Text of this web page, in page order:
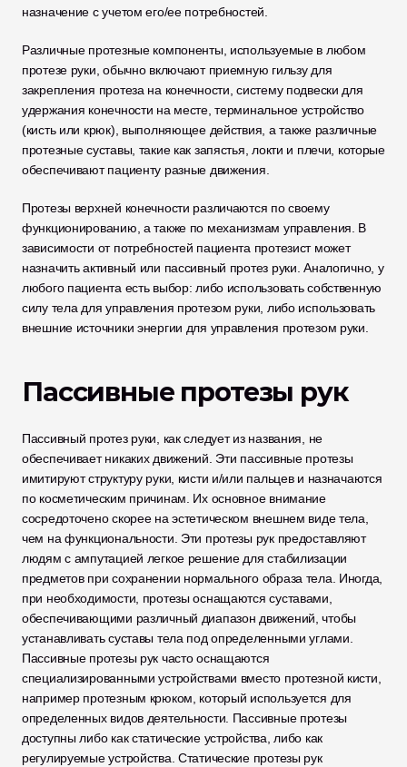
назначение с учетом его/ее потребностей.
Различные протезные компоненты, используемые в любом
протезе руки, обычно включают приемную гильзу для
закрепления протеза на конечности, систему подвески для
удержания конечности на месте, терминальное устройство
(кисть или крюк), выполняющее действия, а также различные
протезные суставы, такие как запястья, локти и плечи, которые
обеспечивают пациенту разные движения.
Протезы верхней конечности различаются по своему
функционированию, а также по механизмам управления. В
зависимости от потребностей пациента протезист может
назначить активный или пассивный протез руки. Аналогично, у
любого пациента есть выбор: либо использовать собственную
силу тела для управления протезом руки, либо использовать
внешние источники энергии для управления протезом руки.
Пассивные протезы рук
Пассивный протез руки, как следует из названия, не
обеспечивает никаких движений. Эти пассивные протезы
имитируют структуру руки, кисти и/или пальцев и назначаются
по косметическим причинам. Их основное внимание
сосредоточено скорее на эстетическом внешнем виде тела,
чем на функциональности. Эти протезы рук предоставляют
людям с ампутацией легкое решение для стабилизации
предметов при сохранении нормального образа тела. Иногда,
при необходимости, протезы оснащаются суставами,
обеспечивающими различный диапазон движений, чтобы
устанавливать суставы тела под определенными углами.
Пассивные протезы рук часто оснащаются
специализированными устройствами вместо протезной кисти,
например протезным крюком, который используется для
определенных видов деятельности. Пассивные протезы
доступны либо как статические устройства, либо как
регулируемые устройства. Статические протезы рук